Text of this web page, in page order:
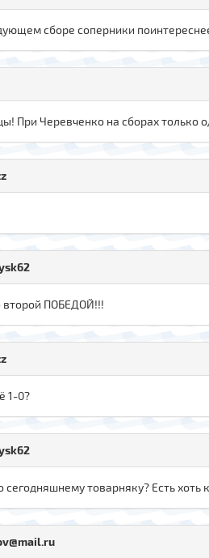
сборе соперники
При Черевченко на сборах только
второй ПОБЕДОЙ!!!
1-0?
сегодняшнему товарняку? Есть